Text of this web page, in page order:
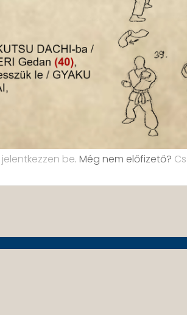
jelentkezzen be. Még nem előfizető?